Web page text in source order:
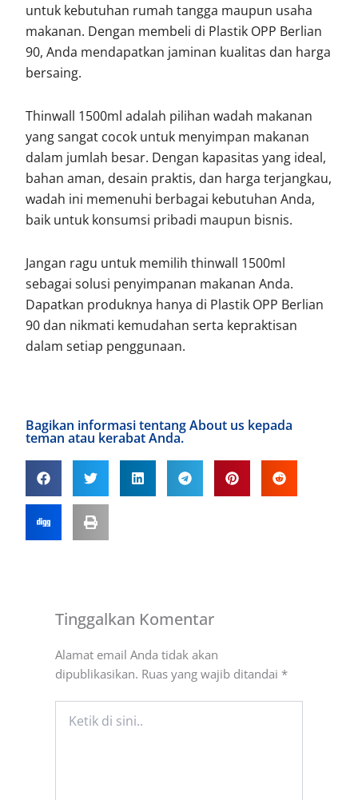
untuk kebutuhan rumah tangga maupun usaha
makanan. Dengan membeli di Plastik OPP Berlian
90, Anda mendapatkan jaminan kualitas dan harga
bersaing.
Thinwall 1500ml adalah pilihan wadah makanan
yang sangat cocok untuk menyimpan makanan
dalam jumlah besar. Dengan kapasitas yang ideal,
bahan aman, desain praktis, dan harga terjangkau,
wadah ini memenuhi berbagai kebutuhan Anda,
baik untuk konsumsi pribadi maupun bisnis.
Jangan ragu untuk memilih thinwall 1500ml
sebagai solusi penyimpanan makanan Anda.
Dapatkan produknya hanya di Plastik OPP Berlian
90 dan nikmati kemudahan serta kepraktisan
dalam setiap penggunaan.
Bagikan informasi tentang About us kepada
teman atau kerabat Anda.
Tinggalkan Komentar
Alamat email Anda tidak akan
dipublikasikan. Ruas yang wajib ditandai *